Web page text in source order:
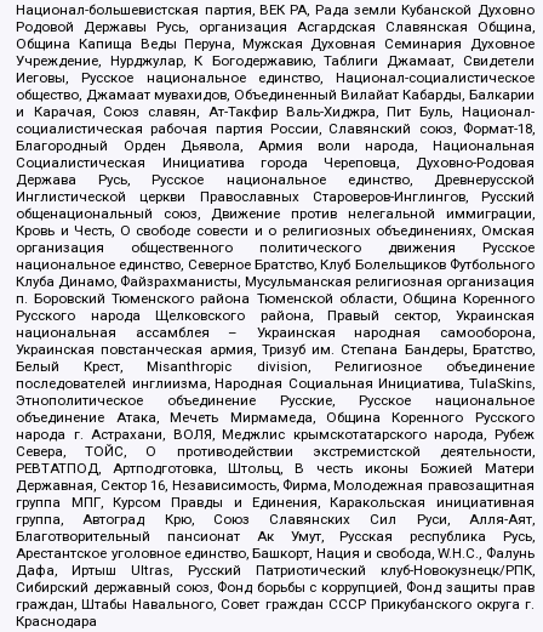
Национал-большевистская партия, ВЕК РА, Рада земли Кубанской Духовно
Родовой Державы Русь, организация Асгардская Славянская Община,
Община Капища Веды Перуна, Мужская Духовная Семинария Духовное
Учреждение, Нурджулар, К Богодержавию, Таблиги Джамаат, Свидетели
Иеговы, Русское национальное единство, Национал-социалистическое
общество, Джамаат мувахидов, Объединенный Вилайат Кабарды, Балкарии
и Карачая, Союз славян, Ат-Такфир Валь-Хиджра, Пит Буль, Национал-
социалистическая рабочая партия России, Славянский союз, Формат-18,
Благородный Орден Дьявола, Армия воли народа, Национальная
Социалистическая Инициатива города Череповца, Духовно-Родовая
Держава Русь, Русское национальное единство, Древнерусской
Инглистической церкви Православных Староверов-Инглингов, Русский
общенациональный союз, Движение против нелегальной иммиграции,
Кровь и Честь, О свободе совести и о религиозных объединениях, Омская
организация общественного политического движения Русское
национальное единство, Северное Братство, Клуб Болельщиков Футбольного
Клуба Динамо, Файзрахманисты, Мусульманская религиозная организация
п. Боровский Тюменского района Тюменской области, Община Коренного
Русского народа Щелковского района, Правый сектор, Украинская
национальная ассамблея – Украинская народная самооборона,
Украинская повстанческая армия, Тризуб им. Степана Бандеры, Братство,
Белый Крест, Misanthropic division, Религиозное объединение
последователей инглиизма, Народная Социальная Инициатива, TulaSkins,
Этнополитическое объединение Русские, Русское национальное
объединение Атака, Мечеть Мирмамеда, Община Коренного Русского
народа г. Астрахани, ВОЛЯ, Меджлис крымскотатарского народа, Рубеж
Севера, ТОЙС, О противодействии экстремистской деятельности,
РЕВТАТПОД, Артподготовка, Штольц, В честь иконы Божией Матери
Державная, Сектор 16, Независимость, Фирма, Молодежная правозащитная
группа МПГ, Курсом Правды и Единения, Каракольская инициативная
группа, Автоград Крю, Союз Славянских Сил Руси, Алля-Аят,
Благотворительный пансионат Ак Умут, Русская республика Русь,
Арестантское уголовное единство, Башкорт, Нация и свобода, W.H.С., Фалунь
Дафа, Иртыш Ultras, Русский Патриотический клуб-Новокузнецк/РПК,
Сибирский державный союз, Фонд борьбы с коррупцией, Фонд защиты прав
граждан, Штабы Навального, Совет граждан СССР Прикубанского округа г.
Краснодара